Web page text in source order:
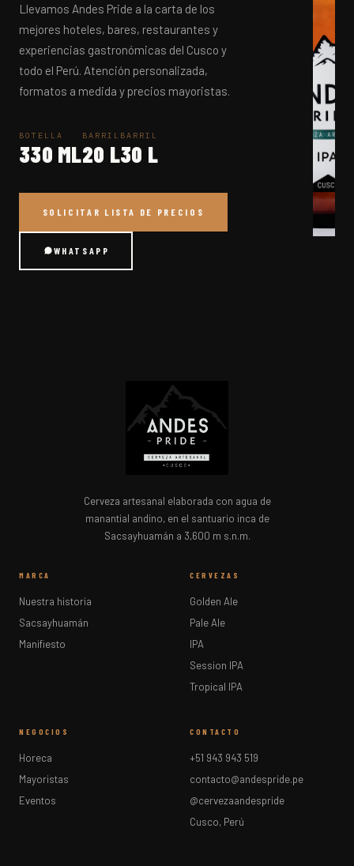
Llevamos Andes Pride a la carta de los
mejores hoteles, bares, restaurantes y
experiencias gastronómicas del Cusco y
todo el Perú. Atención personalizada,
formatos a medida y precios mayoristas.
BOTELLA
330 ML
BARRIL
20 L
BARRIL
30 L
SOLICITAR LISTA DE PRECIOS
WHATSAPP
Cerveza artesanal elaborada con agua de
manantial andino, en el santuario inca de
Sacsayhuamán a 3,600 m s.n.m.
MARCA
Nuestra historia
Sacsayhuamán
Manifiesto
CERVEZAS
Golden Ale
Pale Ale
IPA
Session IPA
Tropical IPA
NEGOCIOS
Horeca
Mayoristas
Eventos
CONTACTO
+51 943 943 519
contacto@andespride.pe
@cervezaandespride
Cusco, Perú